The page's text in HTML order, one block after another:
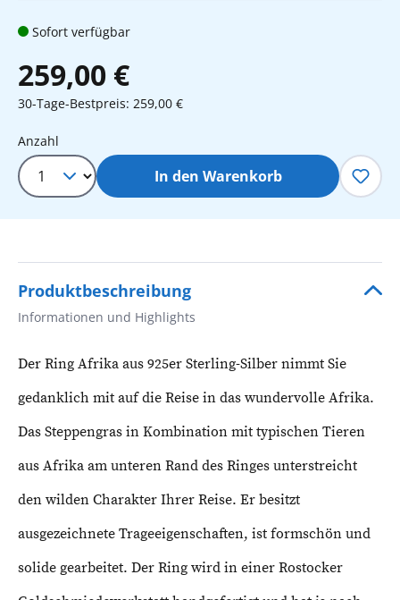
Sofort verfügbar
259,00 €
30-Tage-Bestpreis: 259,00 €
Produkt Anzahl: Gib den
Anzahl
In den Warenkorb
Produktbeschreibung
Informationen und Highlights
Der Ring Afrika aus 925er Sterling-Silber nimmt Sie
gedanklich mit auf die Reise in das wundervolle Afrika.
Das Steppengras in Kombination mit typischen Tieren
aus Afrika am unteren Rand des Ringes unterstreicht
den wilden Charakter Ihrer Reise. Er besitzt
ausgezeichnete Trageeigenschaften, ist formschön und
solide gearbeitet. Der Ring wird in einer Rostocker